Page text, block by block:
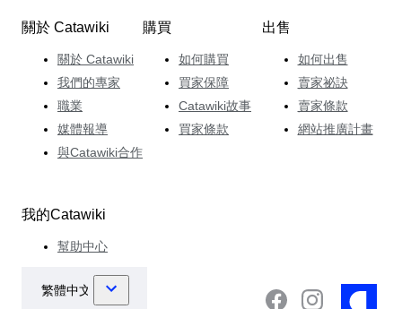
關於 Catawiki
關於 Catawiki
我們的專家
職業
媒體報導
與Catawiki合作
購買
如何購買
買家保障
Catawiki故事
買家條款
出售
如何出售
賣家祕訣
賣家條款
網站推廣計畫
我的Catawiki
幫助中心